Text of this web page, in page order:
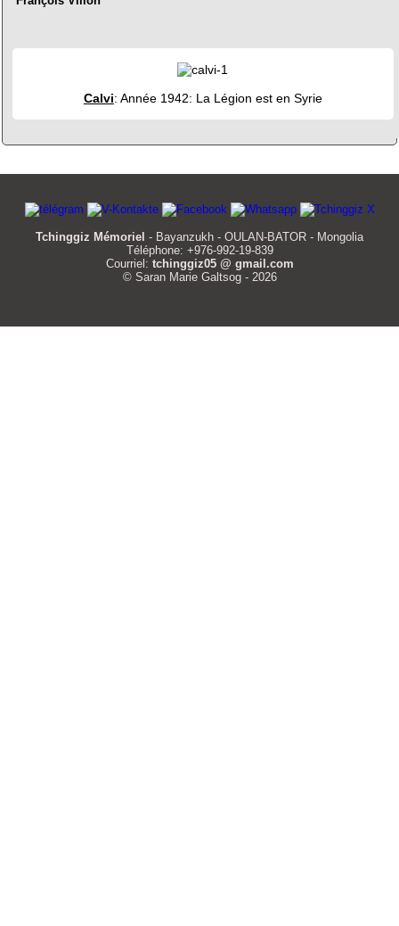
Calvi: Année 1942: La Légion est en Syrie
Tchinggiz Mémoriel - Bayanzukh - OULAN-BATOR - Mongolia
Téléphone: +976-992-19-839
Courriel: tchinggiz05 @ gmail.com
© Saran Marie Galtsog - 2026